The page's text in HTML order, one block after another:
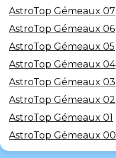
AstroTop Gémeaux 07
AstroTop Gémeaux 06
AstroTop Gémeaux 05
AstroTop Gémeaux 04
AstroTop Gémeaux 03
AstroTop Gémeaux 02
AstroTop Gémeaux 01
AstroTop Gémeaux 00